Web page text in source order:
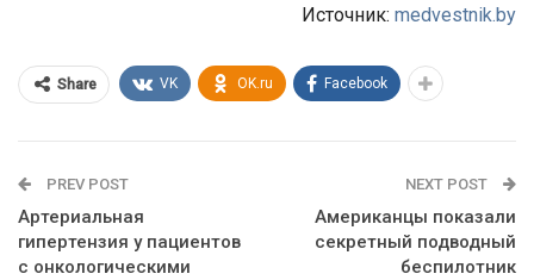
Источник: medvestnik.by
Share VK OK.ru Facebook
PREV POST
Артериальная
гипертензия у пациентов
с онкологическими
NEXT POST
Американцы показали
секретный подводный
беспилотник